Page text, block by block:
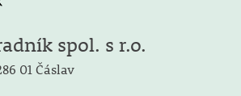
spol. s r.o.
01 Čáslav